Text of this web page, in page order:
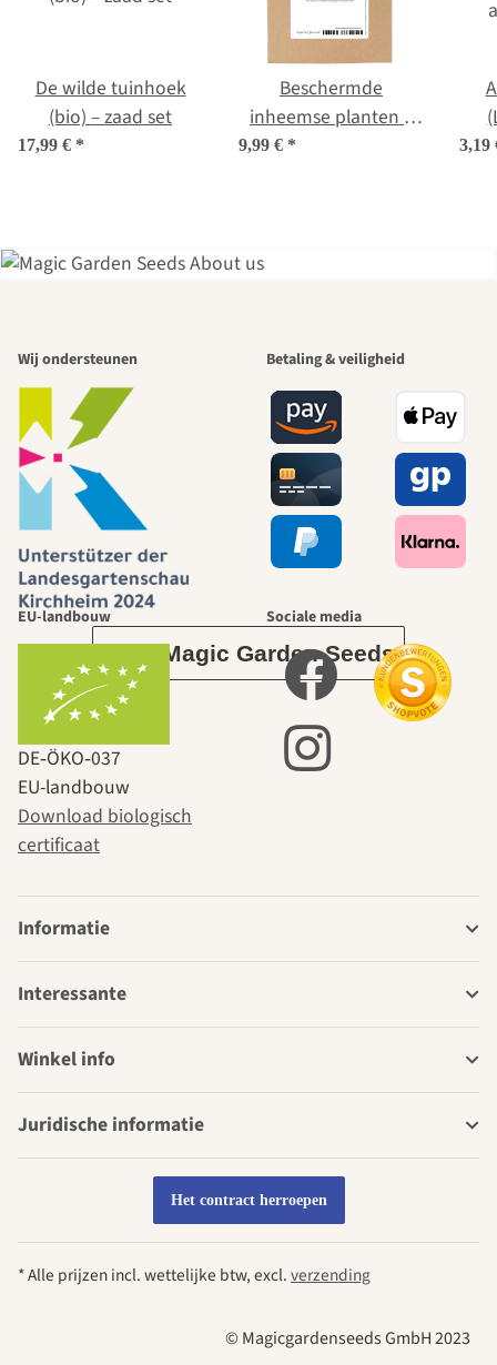
De wilde tuinhoek
(bio) – zaad set
17,99 € *
Beschermde
inheemse planten –
9,99 € * 3,19
mooiste paden
naar onszelf
leidt door de
tuin.
Over Magic Garden Seeds
Wij ondersteunen Betaling & veiligheid
EU-landbouw
DE‑ÖKO‑037
EU-landbouw
Download biologisch
certificaat
Sociale media
Informatie
Interessante
Winkel info
Juridische informatie
Het contract herroepen
* Alle prijzen incl. wettelijke btw, excl.verzending
© Magicgardenseeds GmbH 2023